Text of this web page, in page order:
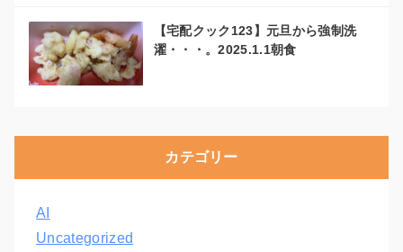
【宅配クック123】元旦から強制洗
濯・・・。2025.1.1朝食
カテゴリー
AI
Uncategorized